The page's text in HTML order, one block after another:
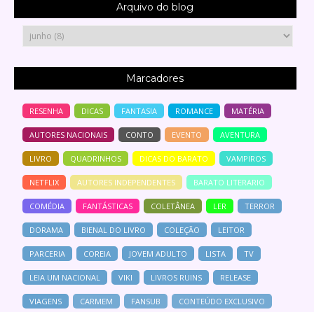
Arquivo do blog
Marcadores
RESENHA DICAS FANTASIA ROMANCE MATÉRIA
AUTORES NACIONAIS CONTO EVENTO AVENTURA
LIVRO QUADRINHOS DICAS DO BARATO VAMPIROS
NETFLIX AUTORES INDEPENDENTES BARATO LITERARIO
COMÉDIA FANTÁSTICAS COLETÂNEA LER TERROR
DORAMA BIENAL DO LIVRO COLEÇÃO LEITOR
PARCERIA COREIA JOVEM ADULTO LISTA TV
LEIA UM NACIONAL VIKI LIVROS RUINS RELEASE
VIAGENS CARMEM FANSUB CONTEÚDO EXCLUSIVO